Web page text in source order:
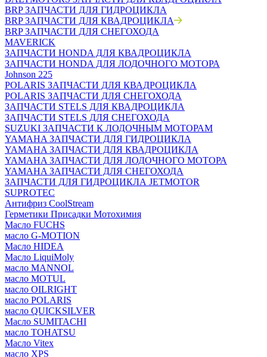
BRP ЗАПЧАСТИ ДЛЯ ГИДРОЦИКЛА
BRP ЗАПЧАСТИ ДЛЯ КВАДРОЦИКЛА
BRP ЗАПЧАСТИ ДЛЯ СНЕГОХОДА
MAVERICK
ЗАПЧАСТИ HONDA ДЛЯ КВАДРОЦИКЛА
ЗАПЧАСТИ HONDA ДЛЯ ЛОДОЧНОГО МОТОРА
Johnson 225
POLARIS ЗАПЧАСТИ ДЛЯ КВАДРОЦИКЛА
POLARIS ЗАПЧАСТИ ДЛЯ СНЕГОХОДА
ЗАПЧАСТИ STELS ДЛЯ КВАДРОЦИКЛА
ЗАПЧАСТИ STELS ДЛЯ СНЕГОХОДА
SUZUKI ЗАПЧАСТИ К ЛОДОЧНЫМ МОТОРАМ
YAMAHA ЗАПЧАСТИ ДЛЯ ГИДРОЦИКЛА
YAMAHA ЗАПЧАСТИ ДЛЯ КВАДРОЦИКЛА
YAMAHA ЗАПЧАСТИ ДЛЯ ЛОДОЧНОГО МОТОРА
YAMAHA ЗАПЧАСТИ ДЛЯ СНЕГОХОДА
ЗАПЧАСТИ ДЛЯ ГИДРОЦИКЛА JETMOTOR
SUPROTEC
Антифриз CoolStream
Герметики Присадки Мотохимия
Масло FUCHS
масло G-MOTION
Масло HIDEA
Масло LiquiMoly
масло MANNOL
масло MOTUL
масло OILRIGHT
масло POLARIS
масло QUICKSILVER
Масло SUMITACHI
масло TOHATSU
Масло Vitex
масло XPS